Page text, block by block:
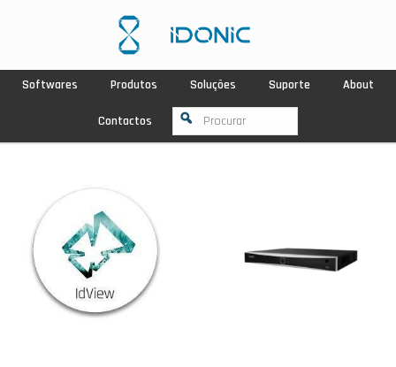
Softwares Produtos Soluções Suporte About
Contactos